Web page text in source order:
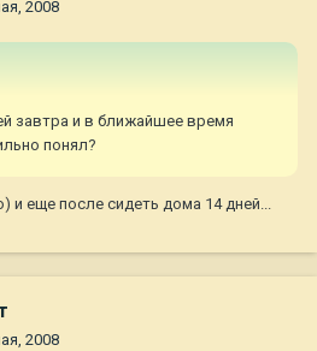
2008
завтра и в ближайшее время
понял?
и еще после сидеть дома 14 дней...
2008